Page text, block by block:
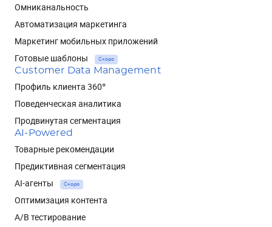
Омниканальность
Автоматизация маркетинга
Маркетинг мобильных приложений
Готовые шаблоны
Скоро
Customer Data Management
Профиль клиента 360°
Поведенческая аналитика
Продвинутая сегментация
AI-Powered
Товарные рекомендации
Предиктивная сегментация
AI-агенты
Скоро
Оптимизация контента
A/B тестирование